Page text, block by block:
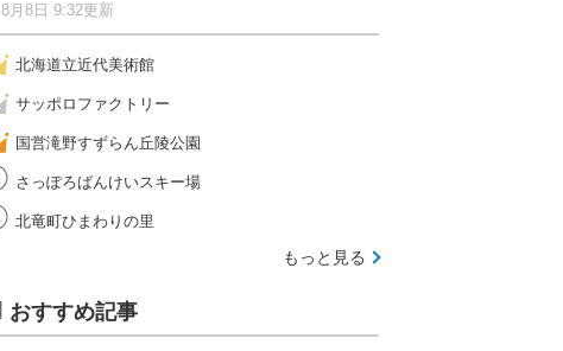
8月8日 9:32更新
北海道立近代美術館
サッポロファクトリー
国営滝野すずらん丘陵公園
さっぽろばんけいスキー場
北竜町ひまわりの里
もっと見る
おすすめ記事